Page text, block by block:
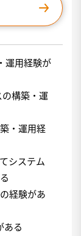
運用経験が
の構築・運
・運用経
システム
経験があ
ある